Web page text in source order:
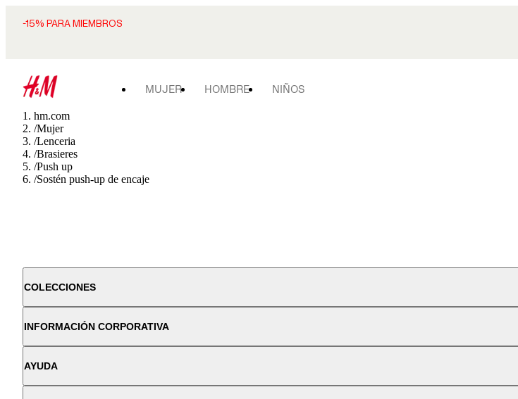
-15% PARA MIEMBROS
MUJER HOMBRE NIÑOS
hm.com
/Mujer
/Lenceria
/Brasieres
/Push up
/Sostén push-up de encaje
COLECCIONES
INFORMACIÓN CORPORATIVA
AYUDA